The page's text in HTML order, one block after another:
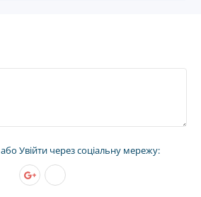
або Увійти через соціальну мережу: